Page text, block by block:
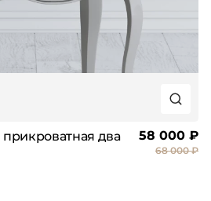
два
58 000 ₽
68 000 ₽